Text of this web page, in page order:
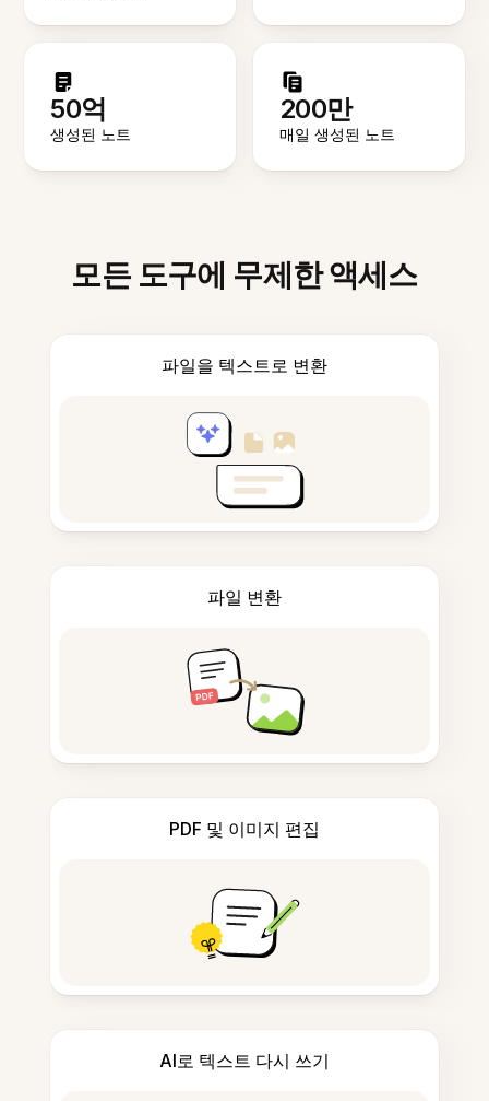
50억
생성된 노트
200만
매일 생성된 노트
모든 도구에 무제한 액세스
파일을 텍스트로 변환
파일 변환
PDF 및 이미지 편집
AI로 텍스트 다시 쓰기